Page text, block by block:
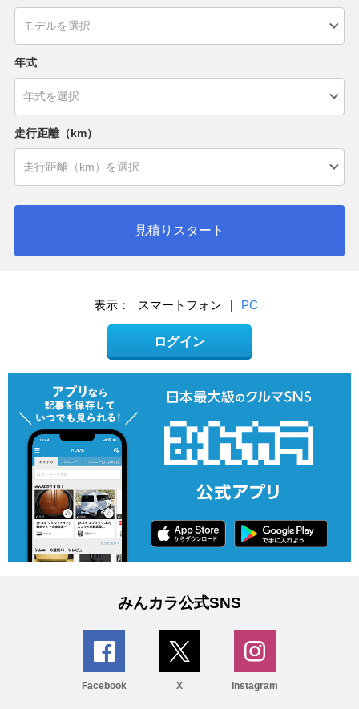
年式
走行距離（km）
見積りスタート
表示： スマートフォン | PC
ログイン
みんカラ公式SNS
Facebook X Instagram